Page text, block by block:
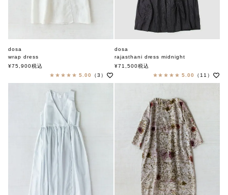
dosa
wrap dress
ドーサ
¥75,900税込
5.00
（3）
dosa
rajasthani dress midnight
ドーサ
¥71,500税込
5.00
（11）